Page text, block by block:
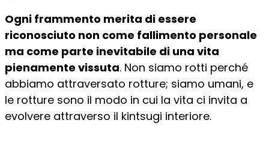
Ogni frammento merita di essere
riconosciuto non come fallimento personale
ma come parte inevitabile di una vita
pienamente vissuta. Non siamo rotti perché
abbiamo attraversato rotture; siamo umani, e
le rotture sono il modo in cui la vita ci invita a
evolvere attraverso il kintsugi interiore.